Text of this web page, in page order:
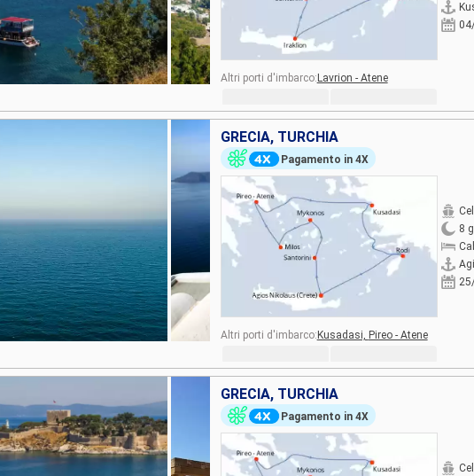
Altri porti d'imbarco:Lavrion - Atene
GRECIA, TURCHIA
Pagamento in 4X
8 g
Altri porti d'imbarco:Kusadasi, Pireo - Atene
GRECIA, TURCHIA
Pagamento in 4X